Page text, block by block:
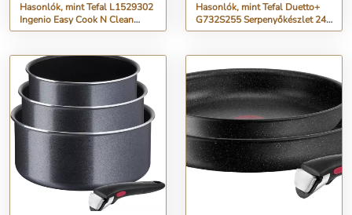
Hasonlók, mint Tefal L1529302
Ingenio Easy Cook N Clean
Edénykészlet, 12 db
Hasonlók, mint Tefal Duetto+
G732S255 Serpenyőkészlet 24
és 28 cm